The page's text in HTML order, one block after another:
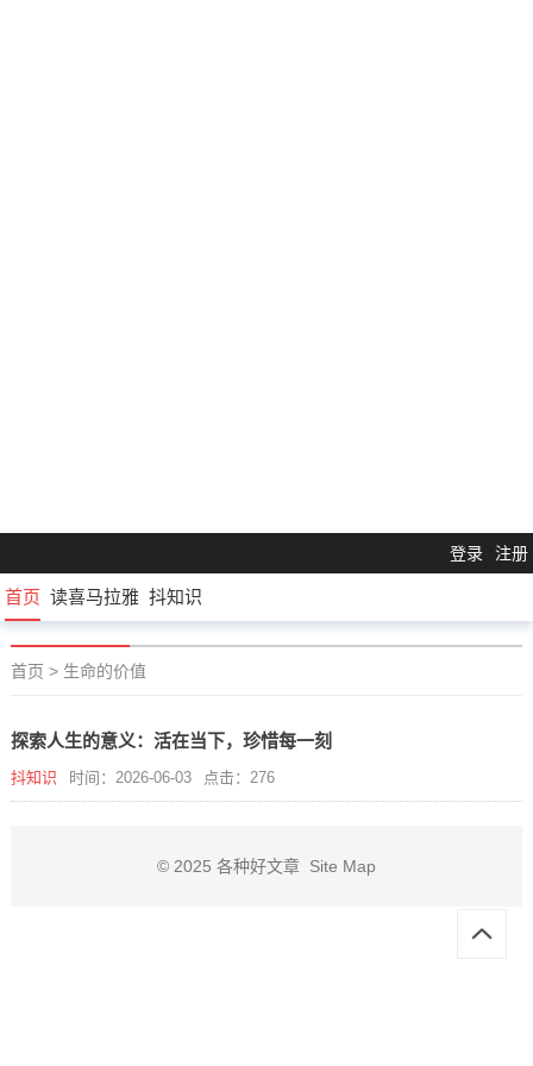
登录 注册
首页 读喜马拉雅 抖知识
首页 > 生命的价值
探索人生的意义：活在当下，珍惜每一刻
抖知识 时间：2026-06-03 点击：276
© 2025 各种好文章 Site Map